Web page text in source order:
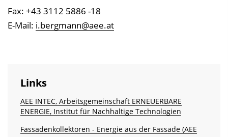
Fax: +43 3112 5886 -18
E-Mail: i.bergmann@aee.at
Links
AEE INTEC, Arbeitsgemeinschaft ERNEUERBARE
ENERGIE, Institut für Nachhaltige Technologien
Fassadenkollektoren - Energie aus der Fassade (AEE